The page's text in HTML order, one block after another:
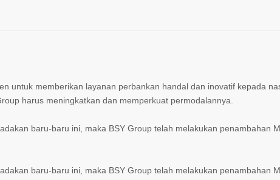
untuk memberikan layanan perbankan handal dan inovatif kepada
harus meningkatkan dan memperkuat permodalannya.
baru-baru ini, maka BSY Group telah melakukan penambahan
baru-baru ini, maka BSY Group telah melakukan penambahan